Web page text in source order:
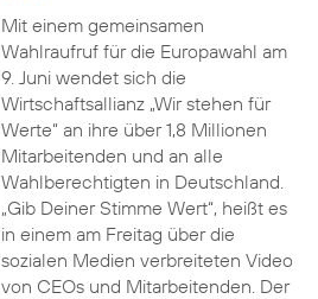
Mit einem gemeinsamen
Wahlraufruf für die Europawahl am
9. Juni wendet sich die
Wirtschaftsallianz „Wir stehen für
Werte“ an ihre über 1,8 Millionen
Mitarbeitenden und an alle
Wahlberechtigten in Deutschland.
„Gib Deiner Stimme Wert“, heißt es
in einem am Freitag über die
sozialen Medien verbreiteten Video
von CEOs und Mitarbeitenden. Der